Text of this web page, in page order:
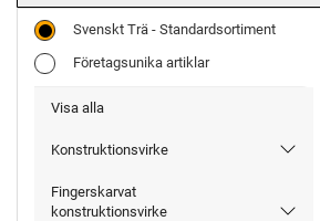
Svenskt Trä - Standardsortiment
Företagsunika artiklar
Visa alla
Konstruktionsvirke
Fingerskarvat
konstruktionsvirke